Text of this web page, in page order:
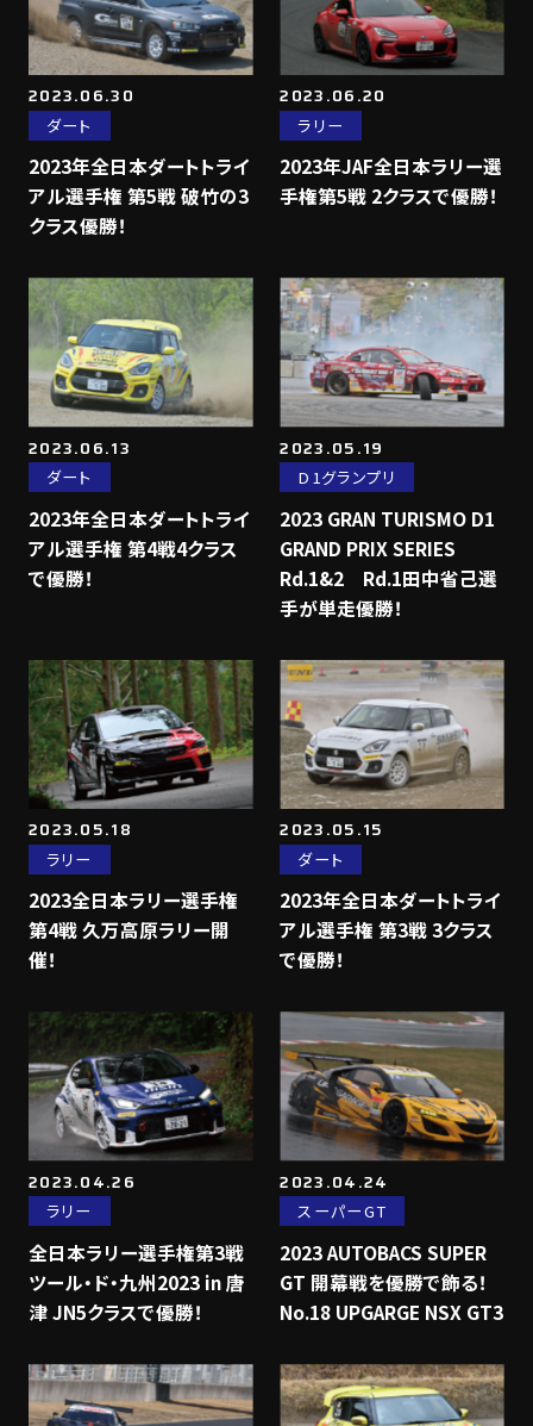
2023.06.30
ダート
2023年全日本ダートトライ
アル選手権 第5戦 破竹の3
クラス優勝！
2023.06.20
ラリー
2023年JAF全日本ラリー選
手権第5戦 2クラスで優勝！
2023.06.13
ダート
2023年全日本ダートトライ
アル選手権 第4戦4クラス
で優勝！
2023.05.19
D1グランプリ
2023 GRAN TURISMO D1
GRAND PRIX SERIES
Rd.1&2 Rd.1田中省己選
手が単走優勝！
2023.05.18
ラリー
2023全日本ラリー選手権
第4戦 久万高原ラリー開
催！
2023.05.15
ダート
2023年全日本ダートトライ
アル選手権 第3戦 3クラス
で優勝！
2023.04.26
ラリー
全日本ラリー選手権第3戦
ツール・ド・九州2023 in 唐
津 JN5クラスで優勝！
2023.04.24
スーパーGT
2023 AUTOBACS SUPER
GT 開幕戦を優勝で飾る！
No.18 UPGARGE NSX GT3